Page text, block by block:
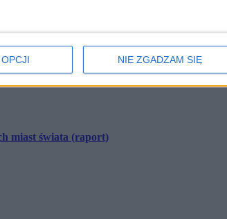
NIE ZGADZAM SIĘ
miast świata (raport)